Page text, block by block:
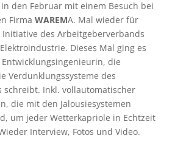
den Februar mit einem Besuch bei
Firma WAREMA. Mal wieder für
Initiative des Arbeitgeberverbands
Dieses Mal ging es
die
Verdunklungssysteme des
schreibt. Inkl. vollautomatischer
die mit den Jalousiesystemen
um jeder Wetterkapriole in Echtzeit
Interview, Fotos und Video.